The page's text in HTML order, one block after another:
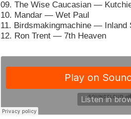
09. The Wise Caucasian —
10. Mandar — Wet Paul
11. Birdsmakingmachine — Inland
12. Ron Trent — 7th Heaven